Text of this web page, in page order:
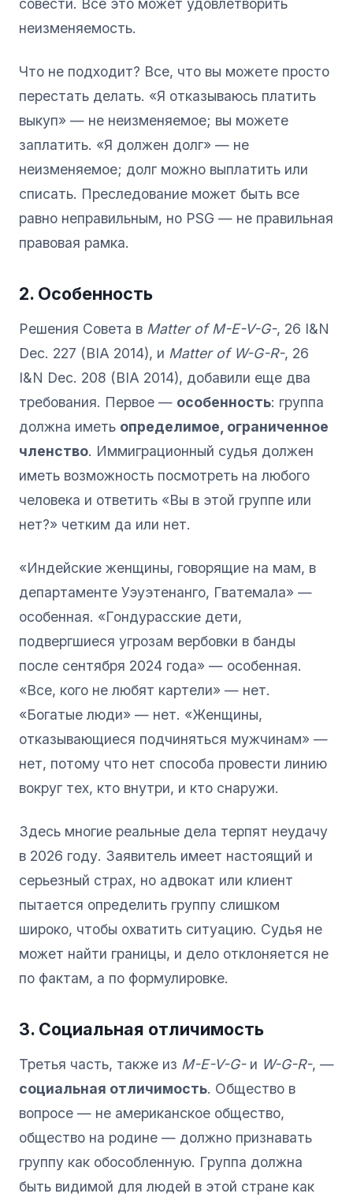
совести. Все это может удовлетворить
неизменяемость.
Что не подходит? Все, что вы можете просто
перестать делать. «Я отказываюсь платить
выкуп» — не неизменяемое; вы можете
заплатить. «Я должен долг» — не
неизменяемое; долг можно выплатить или
списать. Преследование может быть все
равно неправильным, но PSG — не правильная
правовая рамка.
2. Особенность
Решения Совета в Matter of M-E-V-G-, 26 I&N
Dec. 227 (BIA 2014), и Matter of W-G-R-, 26
I&N Dec. 208 (BIA 2014), добавили еще два
требования. Первое — особенность: группа
должна иметь определимое, ограниченное
членство. Иммиграционный судья должен
иметь возможность посмотреть на любого
человека и ответить «Вы в этой группе или
нет?» четким да или нет.
«Индейские женщины, говорящие на мам, в
департаменте Уэуэтенанго, Гватемала» —
особенная. «Гондурасские дети,
подвергшиеся угрозам вербовки в банды
после сентября 2024 года» — особенная.
«Все, кого не любят картели» — нет.
«Богатые люди» — нет. «Женщины,
отказывающиеся подчиняться мужчинам» —
нет, потому что нет способа провести линию
вокруг тех, кто внутри, и кто снаружи.
Здесь многие реальные дела терпят неудачу
в 2026 году. Заявитель имеет настоящий и
серьезный страх, но адвокат или клиент
пытается определить группу слишком
широко, чтобы охватить ситуацию. Судья не
может найти границы, и дело отклоняется не
по фактам, а по формулировке.
3. Социальная отличимость
Третья часть, также из M-E-V-G-и W-G-R-, —
социальная отличимость. Общество в
вопросе — не американское общество,
общество на родине — должно признавать
группу как обособленную. Группа должна
быть видимой для людей в этой стране как